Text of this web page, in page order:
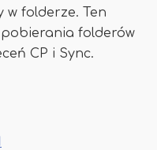
folderze. Ten
folderów
CP i Sync.